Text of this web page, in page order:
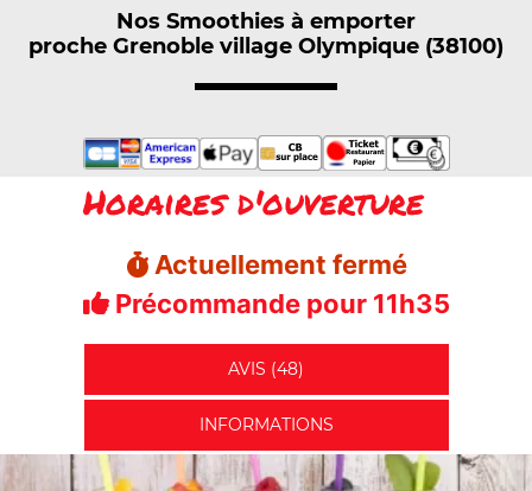
Nos Smoothies à emporter
proche Grenoble village Olympique (38100)
Horaires d'ouverture
Actuellement fermé
Précommande pour 11h35
AVIS (48)
INFORMATIONS